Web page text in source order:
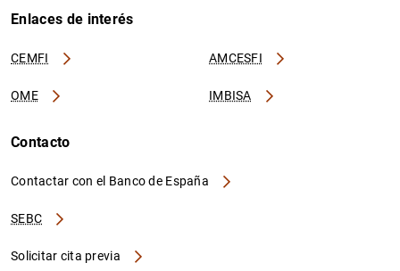
Enlaces de interés
CEMFI AMCESFI
OME IMBISA
Contacto
Contactar con el Banco de España
SEBC
Solicitar cita previa